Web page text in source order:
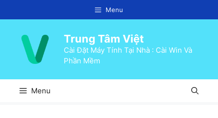
đến
Menu
Trung Tâm Việt
Cài Đặt Máy Tính Tại Nhà : Cài Win Và
Phần Mềm
Menu